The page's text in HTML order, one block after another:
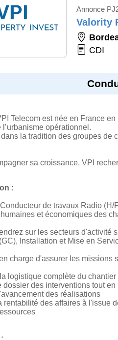
Annonce
Valority
CDI
Telecom est née en France
opérationnel.
la tradition des groupes de
sa croissance, VPI
:
de travaux Radio
et économiques des
sur les secteurs d'activité
Installation et Mise en
charge d'assurer les missions
logistique complète du chantier
dossier des interventions tout
des réalisations
rentabilité des affaires à l'issue